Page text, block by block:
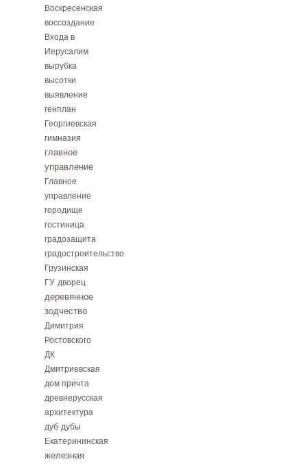
Воскресенская
воссоздание
Входа в
Иерусалим
вырубка
высотки
выявление
генплан
Георгиевская
гимназия
главное
управление
Главное
управление
городище
гостиница
градозащита
градостроительство
Грузинская
ГУ дворец
деревянное
зодчество
Димитрия
Ростовского
ДК
Дмитриевская
дом причта
древнерусская
архитектура
дуб дубы
Екатерининская
железная